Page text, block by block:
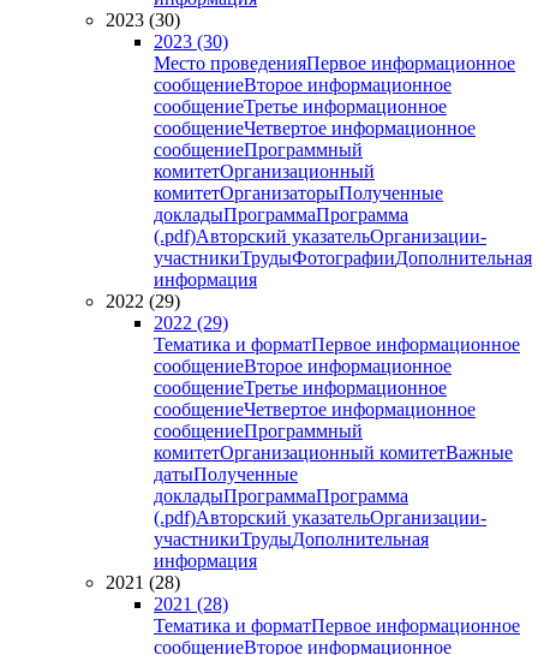
2023 (30)
2023 (30)
Место проведенияПервое информационное
сообщениеВторое информационное
сообщениеТретье информационное
сообщениеЧетвертое информационное
сообщениеПрограммный
комитетОрганизационный
комитетОрганизаторыПолученные
докладыПрограммаПрограмма
(.pdf)Авторский указательОрганизации-
участникиТрудыФотографииДополнительная
информация
2022 (29)
2022 (29)
Тематика и форматПервое информационное
сообщениеВторое информационное
сообщениеТретье информационное
сообщениеЧетвертое информационное
сообщениеПрограммный
комитетОрганизационный комитетВажные
датыПолученные
докладыПрограммаПрограмма
(.pdf)Авторский указательОрганизации-
участникиТрудыДополнительная
информация
2021 (28)
2021 (28)
Тематика и форматПервое информационное
сообщениеВторое информационное